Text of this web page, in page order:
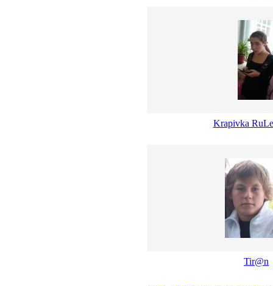
Krapivka
Tir@n